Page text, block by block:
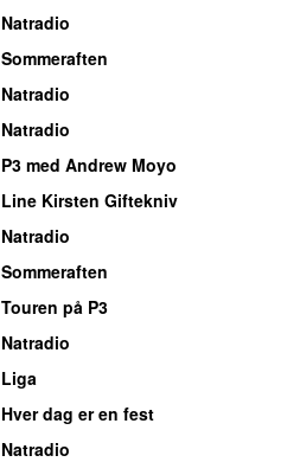
Natradio
Sommeraften
Natradio
Natradio
P3 med Andrew Moyo
Line Kirsten Giftekniv
Natradio
Sommeraften
Touren på P3
Natradio
Liga
Hver dag er en fest
Natradio